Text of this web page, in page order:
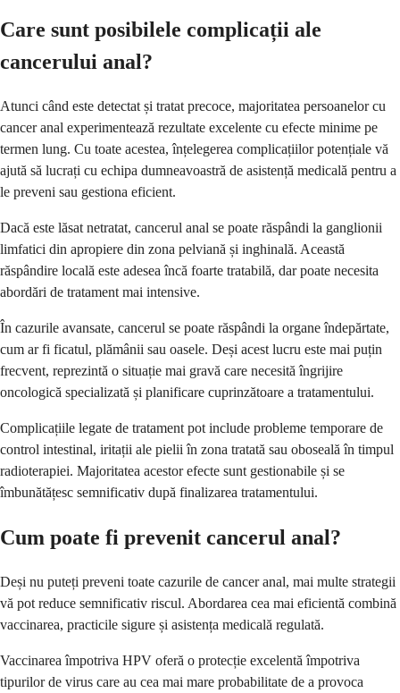
Care sunt posibilele complicații ale
cancerului anal?
Atunci când este detectat și tratat precoce, majoritatea persoanelor cu
cancer anal experimentează rezultate excelente cu efecte minime pe
termen lung. Cu toate acestea, înțelegerea complicațiilor potențiale vă
ajută să lucrați cu echipa dumneavoastră de asistență medicală pentru a
le preveni sau gestiona eficient.
Dacă este lăsat netratat, cancerul anal se poate răspândi la ganglionii
limfatici din apropiere din zona pelviană și inghinală. Această
răspândire locală este adesea încă foarte tratabilă, dar poate necesita
abordări de tratament mai intensive.
În cazurile avansate, cancerul se poate răspândi la organe îndepărtate,
cum ar fi ficatul, plămânii sau oasele. Deși acest lucru este mai puțin
frecvent, reprezintă o situație mai gravă care necesită îngrijire
oncologică specializată și planificare cuprinzătoare a tratamentului.
Complicațiile legate de tratament pot include probleme temporare de
control intestinal, iritații ale pielii în zona tratată sau oboseală în timpul
radioterapiei. Majoritatea acestor efecte sunt gestionabile și se
îmbunătățesc semnificativ după finalizarea tratamentului.
Cum poate fi prevenit cancerul anal?
Deși nu puteți preveni toate cazurile de cancer anal, mai multe strategii
vă pot reduce semnificativ riscul. Abordarea cea mai eficientă combină
vaccinarea, practicile sigure și asistența medicală regulată.
Vaccinarea împotriva HPV oferă o protecție excelentă împotriva
tipurilor de virus care au cea mai mare probabilitate de a provoca